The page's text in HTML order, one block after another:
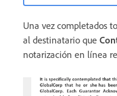
Una vez completados
al destinatario que
notarización en línea